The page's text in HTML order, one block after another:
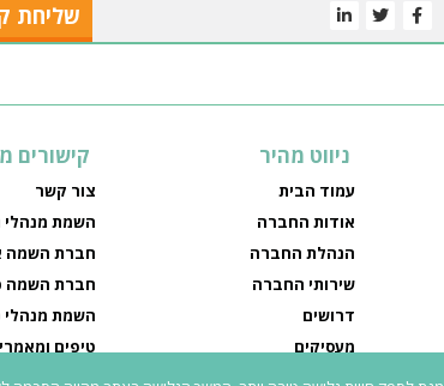
שליחת
ניווט מהיר
עמוד הבית
אודות החברה
הנהלת החברה
שירותי החברה
דרושים
מעסיקים
מדיניות פרטיות
קישורים
צור קשר
השמת מנהלי
חברת השמה
חברת השמה
השמת מנהלי
טיפים
חיפוש